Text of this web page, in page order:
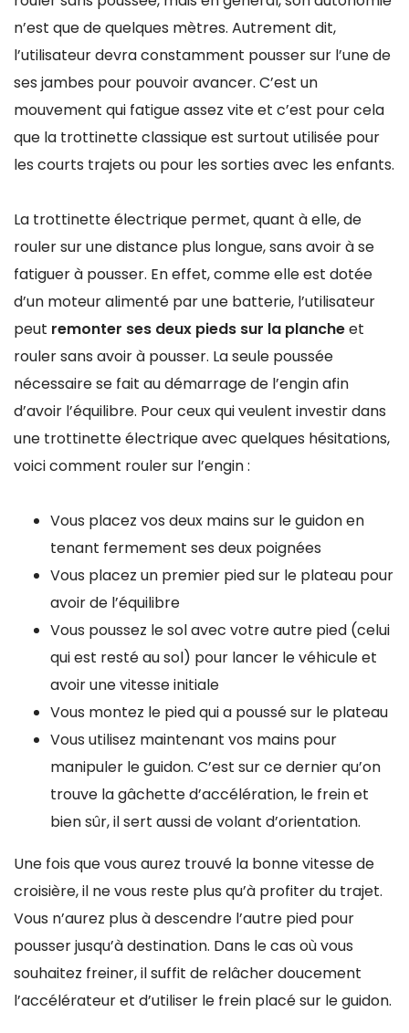
n’est que de quelques mètres. Autrement dit,
l’utilisateur devra constamment pousser sur l’une de
ses jambes pour pouvoir avancer. C’est un
mouvement qui fatigue assez vite et c’est pour cela
que la trottinette classique est surtout utilisée pour
les courts trajets ou pour les sorties avec les enfants.
La trottinette électrique permet, quant à elle, de
rouler sur une distance plus longue, sans avoir à se
fatiguer à pousser. En effet, comme elle est dotée
d’un moteur alimenté par une batterie, l’utilisateur
peut remonter ses deux pieds sur la plancheet
rouler sans avoir à pousser. La seule poussée
nécessaire se fait au démarrage de l’engin afin
d’avoir l’équilibre. Pour ceux qui veulent investir dans
une trottinette électrique avec quelques hésitations,
voici comment rouler sur l’engin :
Vous placez vos deux mains sur le guidon en
tenant fermement ses deux poignées
Vous placez un premier pied sur le plateau pour
avoir de l’équilibre
Vous poussez le sol avec votre autre pied (celui
qui est resté au sol) pour lancer le véhicule et
avoir une vitesse initiale
Vous montez le pied qui a poussé sur le plateau
Vous utilisez maintenant vos mains pour
manipuler le guidon. C’est sur ce dernier qu’on
trouve la gâchette d’accélération, le frein et
bien sûr, il sert aussi de volant d’orientation.
Une fois que vous aurez trouvé la bonne vitesse de
croisière, il ne vous reste plus qu’à profiter du trajet.
Vous n’aurez plus à descendre l’autre pied pour
pousser jusqu’à destination. Dans le cas où vous
souhaitez freiner, il suffit de relâcher doucement
l’accélérateur et d’utiliser le frein placé sur le guidon.